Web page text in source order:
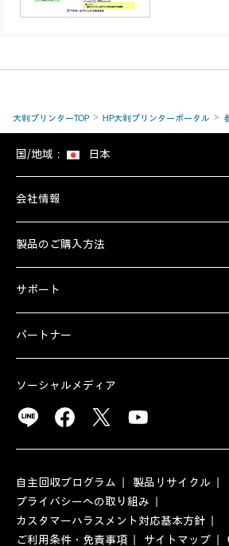
大判プリンターTOP HP大判プリンターポータル
国/地域： 日本
会社情報
製品のご購入方法
サポート
パートナー
ソーシャルメディア
自主回収プログラム
製品リサイクル
プライバシーへの取り組み
カスタマーハラスメント対応基本方針
ご利用条件・免責事項
サイトマップ